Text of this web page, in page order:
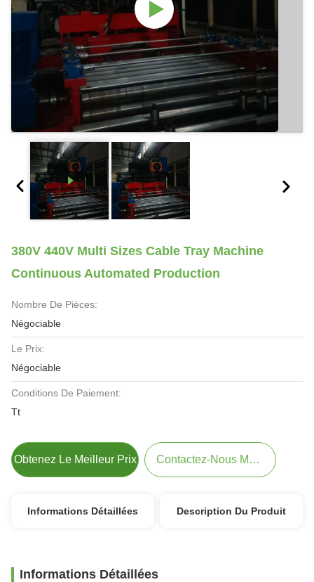
380V 440V Multi Sizes Cable Tray Machine
Continuous Automated Production
Nombre De Pièces:
Négociable
Le Prix:
Négociable
Conditions De Paiement:
Tt
Obtenez Le Meilleur Prix Contactez-Nous Maintenant
Informations Détaillées Description Du Produit
Informations Détaillées